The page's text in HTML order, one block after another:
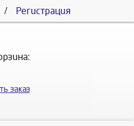
/ Регистрация
заказ